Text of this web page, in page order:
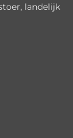
landelijk